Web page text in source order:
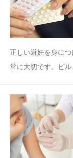
正しい避妊を身に
常に大切です。ピル